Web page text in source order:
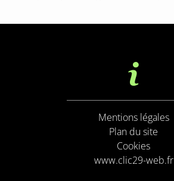
Mentions légales
Plan du site
Cookies
www.clic29-web.fr